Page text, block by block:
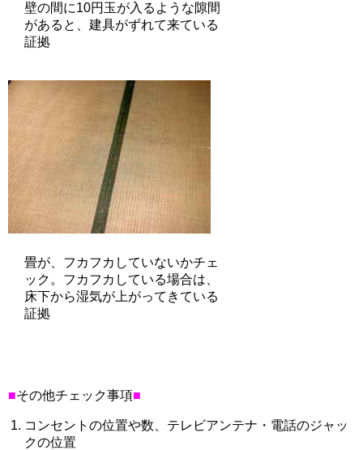
壁の間に10円玉が入るような隙間
があると、建具がずれて来ている
証拠
畳が、フカフカしていないかチェ
ック。フカフカしている場合は、
床下から湿気が上がってきている
証拠
■その他チェック事項■
コンセントの位置や数、テレビアンテナ・電話のジャッ
クの位置